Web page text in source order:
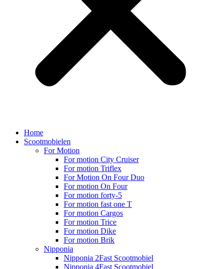
Home
Scootmobielen
For Motion
For motion City Cruiser
For motion Triflex
For Motion On Four Duo
For motion On Four
For motion forty-5
For motion fast one T
For motion Cargos
For motion Trice
For motion Dike
For motion Brik
Nipponia
Nipponia 2Fast Scootmobiel
Nipponia 4Fast Scootmobiel